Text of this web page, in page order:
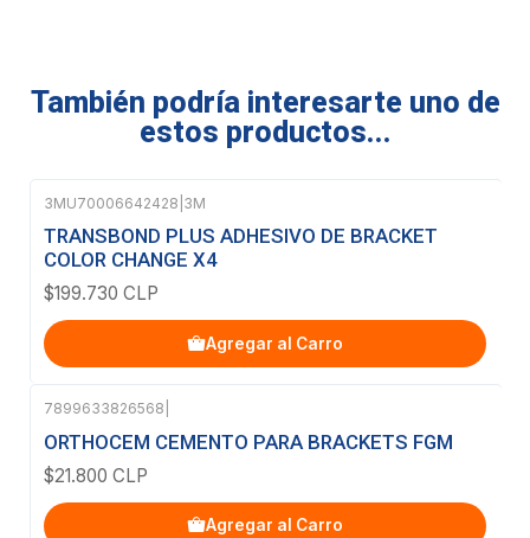
También podría interesarte uno de
estos productos...
3MU70006642428 3M
TRANSBOND PLUS ADHESIVO DE BRACKET
COLOR CHANGE X4
$199.730 CLP
Agregar al Carro
7899633826568
ORTHOCEM CEMENTO PARA BRACKETS FGM
$21.800 CLP
Agregar al Carro